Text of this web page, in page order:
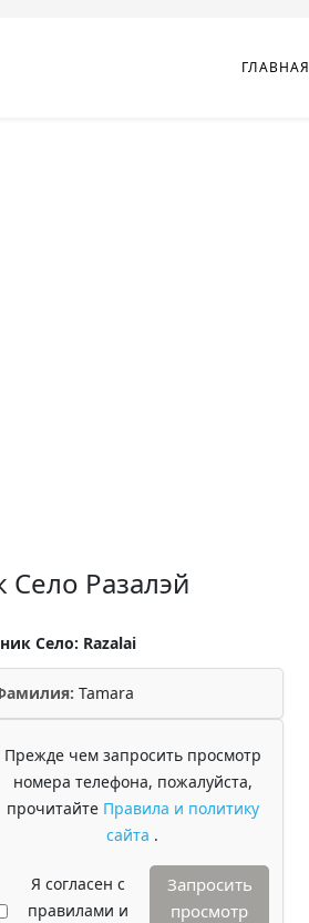
ГЛАВНАЯ
Разалэй
Село: Razalai
Tamara
Прежде чем запросить просмотр
номера телефона, пожалуйста,
прочитайте Правила и политику
сайта .
Я согласен с
правилами и
Запросить
просмотр